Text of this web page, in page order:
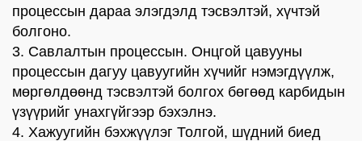
процессын дараа элэгдэлд тэсвэлтэй, хүчтэй
болгоно.
3. Савлалтын процессын. Онцгой цавууны
процессын дагуу цавуугийн хүчийг нэмэгдүүлж,
мөргөлдөөнд тэсвэлтэй болгох бөгөөд карбидын
үзүүрийг унахгүйгээр бэхэлнэ.
4. Хажуугийн бэхжүүлэг Толгой, шүдний биед